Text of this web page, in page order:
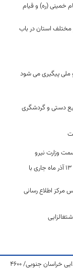
خمینی (ره) و قیام
مختلف استان در باب
ملی پیگیری می شود
دستی و گردشگری
وزارت نیرو
چهارمین نمایشگاه سراسری صنایع دستی خراسان جنوبی ۱۳ آذر ماه جاری با
مرکز اطلاع رسانی
تقدیر مقام عالی وزارت از عملکرد جهادی معاونت آموزش ابتدایی خراسان جنوبی/ ۴۶۰۰